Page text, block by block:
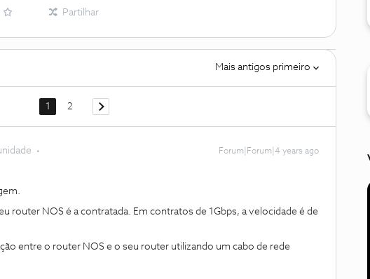
Partilhar
Mais antigos primeiro
1 2
Forum|Forum|4 years ago
router NOS é a contratada. Em contratos de 1Gbps, a velocidade é de
entre o router NOS e o seu router utilizando um cabo de rede